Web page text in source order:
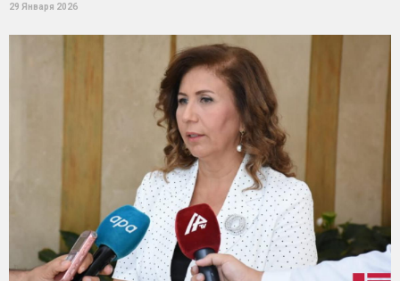
29 Января 2026